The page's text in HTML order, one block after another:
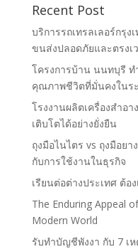
Recent Post
บริการรถเทรลเลอร์กรุง
ขนส่งปลอดภัยและตรงเ
โครงการบ้าน นนทบุรี ท
คุณภาพชีวิตที่มั่นคงในร
โรงงานผลิตเครื่องสำอ
เติบโตได้อย่างยั่งยืน
ถุงมือไนไตร vs ถุงมือย
กับการใช้งานในธุรกิจ
เรียนต่อต่างประเทศ ต้อ
The Enduring Appeal
Modern World
รับทำบัญชีพังงา กับ 7 เ